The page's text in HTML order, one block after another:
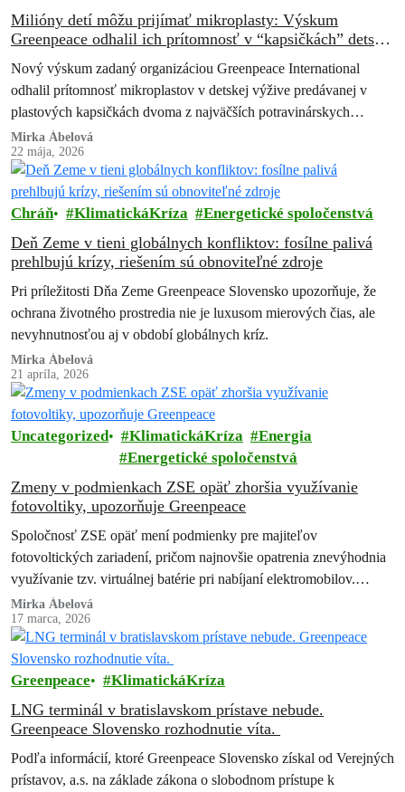
Milióny detí môžu prijímať mikroplasty: Výskum
Greenpeace odhalil ich prítomnosť v “kapsičkách” detskej
výživy Nestlé a Danone.
Nový výskum zadaný organizáciou Greenpeace International
odhalil prítomnosť mikroplastov v detskej výžive predávanej v
plastových kapsičkách dvoma z najväčších potravinárskych
spoločností na svete – Nestlé a Danone. Zistenia vyvolávajú
vážne…
Mirka Ábelová
22 mája, 2026
Chráň KlimatickáKríza Energetické spoločenstvá
Deň Zeme v tieni globálnych konfliktov: fosílne palivá
prehlbujú krízy, riešením sú obnoviteľné zdroje
Pri príležitosti Dňa Zeme Greenpeace Slovensko upozorňuje, že
ochrana životného prostredia nie je luxusom mierových čias, ale
nevyhnutnosťou aj v období globálnych kríz.
Mirka Ábelová
21 apríla, 2026
Uncategorized KlimatickáKríza
Energia
Energetické spoločenstvá
Zmeny v podmienkach ZSE opäť zhoršia využívanie
fotovoltiky, upozorňuje Greenpeace
Spoločnosť ZSE opäť mení podmienky pre majiteľov
fotovoltických zariadení, pričom najnovšie opatrenia znevýhodnia
využívanie tzv. virtuálnej batérie pri nabíjaní elektromobilov.
Upozorňuje na to Greenpeace Slovensko.
Mirka Ábelová
17 marca, 2026
Greenpeace KlimatickáKríza
LNG terminál v bratislavskom prístave nebude.
Greenpeace Slovensko rozhodnutie víta.
Podľa informácií, ktoré Greenpeace Slovensko získal od Verejných
prístavov, a.s. na základe zákona o slobodnom prístupe k